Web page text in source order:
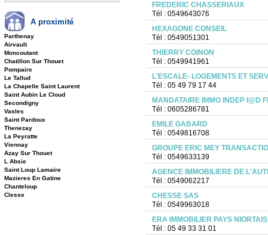
A proximité
Parthenay
Airvault
Moncoutant
Chatillon Sur Thouet
Pompaire
Le Tallud
La Chapelle Saint Laurent
Saint Aubin Le Cloud
Secondigny
Vasles
Saint Pardoux
Thenezay
La Peyratte
Viennay
Azay Sur Thouet
L Absie
Saint Loup Lamaire
Mazieres En Gatine
Chanteloup
Clesse
FREDERIC CHASSERIAUX
Tél : 0549643076
HEXAGONE CONSEIL
Tél : 0549051301
THIERRY COINON
Tél : 0549941961
L'ESCALE- LOGEMENTS ET
Tél : 05 49 79 17 44
MANDATAIRE IMMO INDEP I@D
Tél : 0605286781
EMILE GABARD
Tél : 0549816708
GROUPE ERIC MEY
Tél : 0549633139
AGENCE IMMOBILIERE DE
Tél : 0549062217
CHESSE SAS
Tél : 0549963018
ERA IMMOBILIER PAYS NIORTAIS
Tél : 05 49 33 31 01